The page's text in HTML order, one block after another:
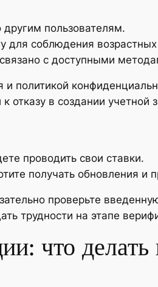
пользователям.
для соблюдения
с доступными
и политикой
отказу в создании учетной
проводить свои ставки.
получать обновления и
проверьте
трудности на этапе
что